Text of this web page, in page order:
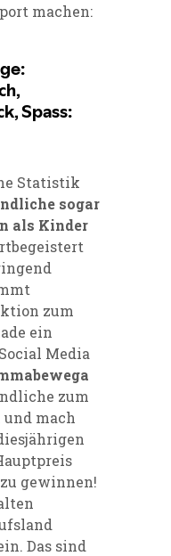
machen:
Statistik
sogar
als Kinder
zum
ein
Media
zum
mach
gewinnen!
Das sind